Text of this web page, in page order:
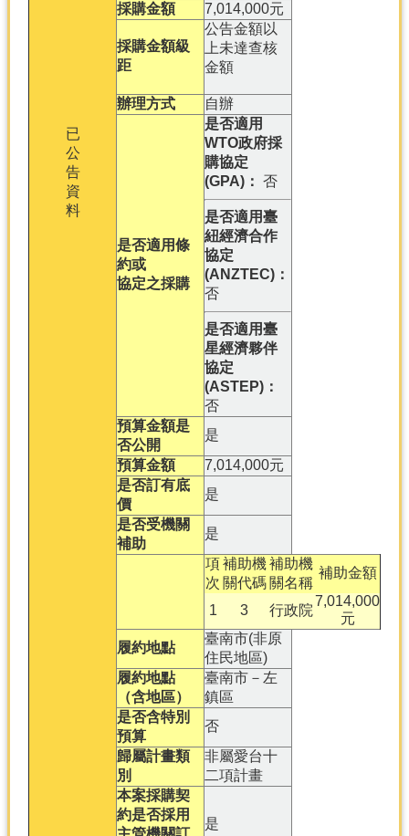
已
公
告
資
料
採購金額
7,014,000元
採購金額級
距
公告金額以
上未達查核
金額
辦理方式 自辦
是否適用條
約或
協定之採購
是否適用
WTO政府採
購協定
(GPA)： 否
是否適用臺
紐經濟合作
協定
(ANZTEC)：
否
是否適用臺
星經濟夥伴
協定
(ASTEP)：
否
預算金額是
否公開
是
預算金額
7,014,000元
是否訂有底
價
是
是否受機關
補助
是
項
次
補助機
關代碼
補助機
關名稱
補助金額
1 3 行政院
7,014,000
元
履約地點
臺南市(非原
住民地區)
履約地點
（含地區）
臺南市－左
鎮區
是否含特別
預算
否
歸屬計畫類
別
非屬愛台十
二項計畫
本案採購契
約是否採用
是